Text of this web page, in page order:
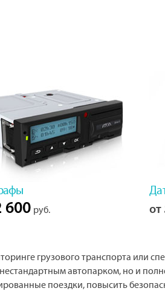
600 руб. от
грузового транспорта или
автопарком, но и
поездки, повысить